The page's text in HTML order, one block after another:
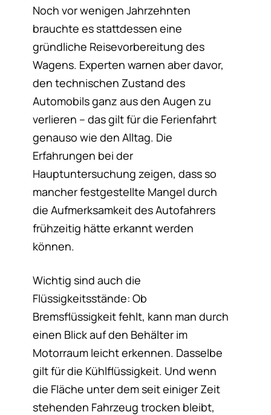
Noch vor wenigen Jahrzehnten
brauchte es stattdessen eine
gründliche Reisevorbereitung des
Wagens. Experten warnen aber davor,
den technischen Zustand des
Automobils ganz aus den Augen zu
verlieren – das gilt für die Ferienfahrt
genauso wie den Alltag. Die
Erfahrungen bei der
Hauptuntersuchung zeigen, dass so
mancher festgestellte Mangel durch
die Aufmerksamkeit des Autofahrers
frühzeitig hätte erkannt werden
können.
Wichtig sind auch die
Flüssigkeitsstände: Ob
Bremsflüssigkeit fehlt, kann man durch
einen Blick auf den Behälter im
Motorraum leicht erkennen. Dasselbe
gilt für die Kühlflüssigkeit. Und wenn
die Fläche unter dem seit einiger Zeit
stehenden Fahrzeug trocken bleibt,